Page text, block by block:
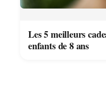
Les 5 meilleurs
enfants de 8 ans